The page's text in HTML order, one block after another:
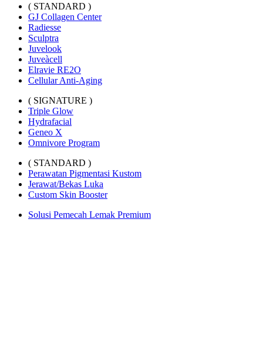
( STANDARD )
GJ Collagen Center
Radiesse
Sculptra
Juvelook
Juveàcell
Elravie RE2O
Cellular Anti-Aging
( SIGNATURE )
Triple Glow
Hydrafacial
Geneo X
Omnivore Program
( STANDARD )
Perawatan Pigmentasi Kustom
Jerawat/Bekas Luka
Custom Skin Booster
Solusi Pemecah Lemak Premium